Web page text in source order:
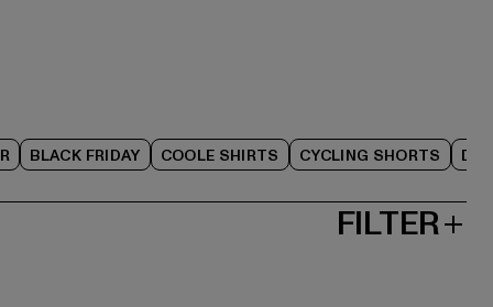
BLACK FRIDAY COOLE SHIRTS CYCLING SHORTS
FILTER